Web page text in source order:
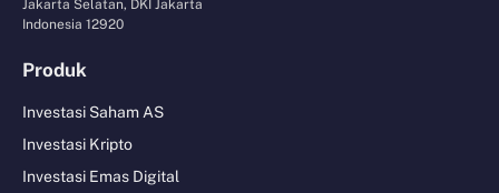
Jakarta Selatan, DKI Jakarta
Indonesia 12920
Produk
Investasi Saham AS
Investasi Kripto
Investasi Emas Digital